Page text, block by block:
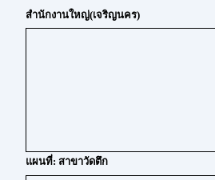
สำนักงานใหญ่(เจริญนคร)
แผนที่: สาขาวัดตึก